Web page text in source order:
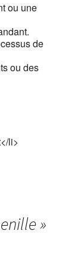
ou une
de
ou des
li>
»